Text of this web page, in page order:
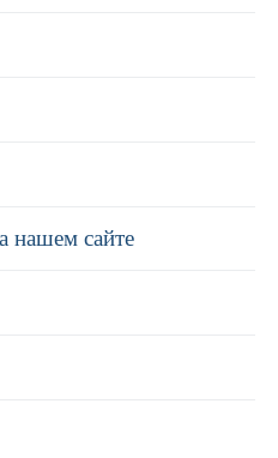
нашем сайте